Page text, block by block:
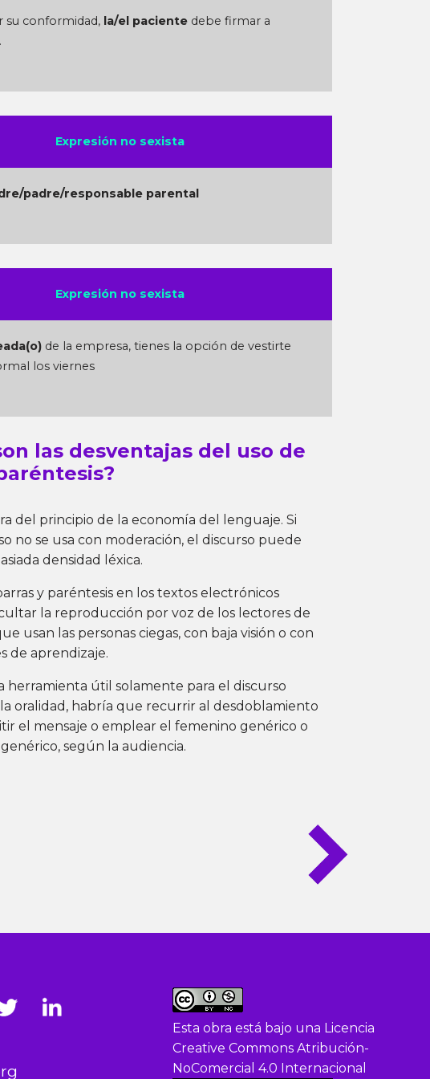
su conformidad, la/el paciente debe firmar a
Expresión no sexista
padre/responsable parental
Expresión no sexista
de la empresa, tienes la opción de vestirte
los viernes
las desventajas del uso de
del principio de la economía del lenguaje. Si
no se usa con moderación, el discurso puede
densidad léxica.
y paréntesis en los textos electrónicos
la reproducción por voz de los lectores de
usan las personas ciegas, con baja visión o con
de aprendizaje.
herramienta útil solamente para el discurso
oralidad, habría que recurrir al desdoblamiento
el mensaje o emplear el femenino genérico o
según la audiencia.
Esta obra está bajo una Licencia
Creative Commons Atribución-
NoComercial 4.0 Internacional